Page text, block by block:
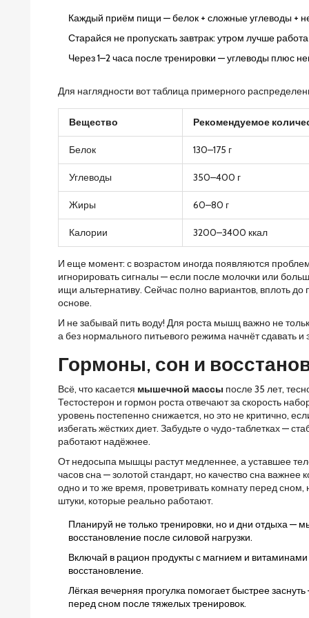
Каждый приём пищи — белок + сложные углеводы +
Старайся не пропускать завтрак: утром лучше
Через 1–2 часа после тренировки — углеводы плюс
Для наглядности вот таблица примерного
Вещество Рекомендуемое
Белок 130–175 г
Углеводы 350–400 г
Жиры 60–80 г
Калории 3200–3400 ккал
И еще момент: с возрастом иногда появляются
игнорировать сигналы — если после молочки или
ищи альтернативу. Сейчас полно вариантов, вплоть
основе.
И не забывай пить воду! Для роста мышц важно не
а без нормального питьевого режима начнёт сдавать и
Гормоны, сон и
Всё, что касается мышечной массы после 35 лет,
Тестостерон и гормон роста отвечают за скорость
уровень постепенно снижается, но это не критично,
избегать жёстких диет. Забудьте о чудо-таблетках —
работают надёжнее.
От недосыпа мышцы растут медленнее, а уставшее
часов сна — золотой стандарт, но качество сна важнее
одно и то же время, проветривать комнату перед
штуки, которые реально работают.
Планируй не только тренировки, но и дни отдыха
восстановление после силовой нагрузки.
Включай в рацион продукты с магнием и
восстановление.
Лёгкая вечерняя прогулка помогает быстрее
перед сном после тяжелых тренировок.